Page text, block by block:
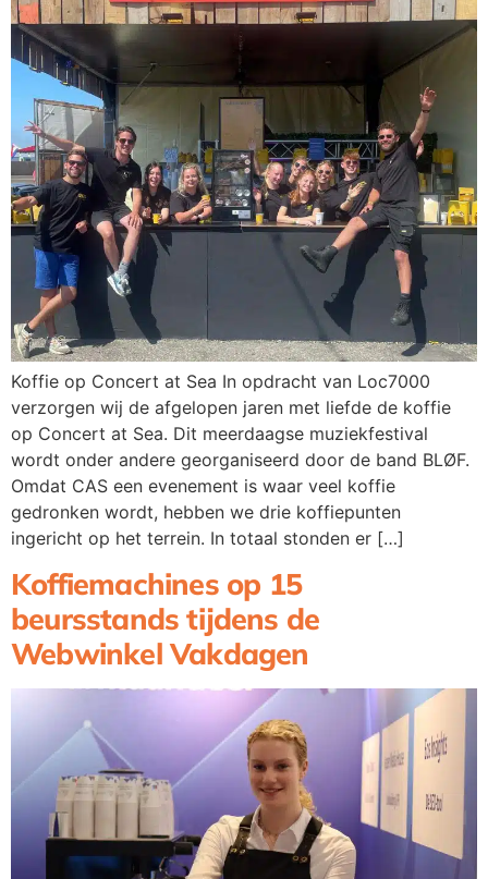
Koffie op Concert at Sea In opdracht van Loc7000
verzorgen wij de afgelopen jaren met liefde de koffie
op Concert at Sea. Dit meerdaagse muziekfestival
wordt onder andere georganiseerd door de band BLØF.
Omdat CAS een evenement is waar veel koffie
gedronken wordt, hebben we drie koffiepunten
ingericht op het terrein. In totaal stonden er […]
Koffiemachines op 15
beursstands tijdens de
Webwinkel Vakdagen